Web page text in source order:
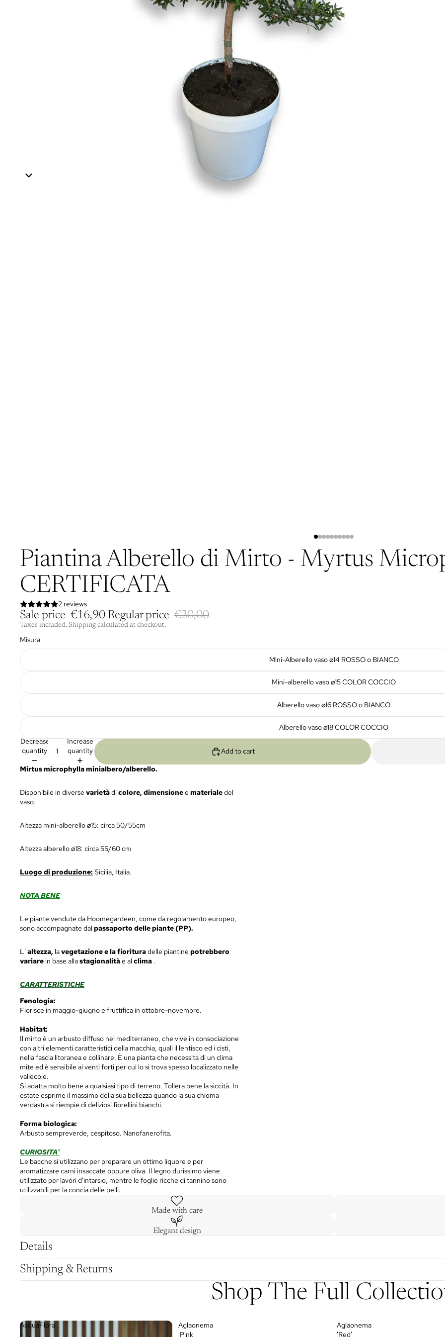
Piantina Alberello di Mirto - Myrtus
CERTIFICATA
2 reviews
Sale price €16,90 Regular price €20,00
Taxes included. Shipping calculated at checkout.
Misura
Mini-Alberello vaso ⌀14 ROSSO o BIANCO
Mini-alberello vaso ⌀15 COLOR COCCIO
Alberello vaso ⌀16 ROSSO o BIANCO
Alberello vaso ⌀18 COLOR COCCIO
Decrease
quantity
Increase
quantity
Add to cart
Mirtus microphylla minialbero/alberello.
Disponibile in diverse varietàdicolore, dimensionee materialedel
vaso.
Altezza mini-alberello⌀15: circa 50/55cm
Altezzaalberello⌀18: circa 55/60 cm
Luogo di produzione: Sicilia, Italia.
NOTA BENE
Le piante vendute da Hoomegardeen, come da regolamento europeo,
sono accompagnate dal passaporto delle piante (PP).
L' altezza, lavegetazione e la fiorituradelle piantine potrebbero
variare in base allastagionalitàe al clima .
CARATTERISTICHE
Fenologia:
Fiorisce in maggio-giugno e fruttifica in ottobre-novembre.
Habitat:
Il mirto è un arbusto diffuso nel mediterraneo, che vive in consociazione
con altri elementi caratteristici della macchia, quali il lentisco ed i cisti,
nella fascia litoranea e collinare. È una pianta che necessita di un clima
mite ed è sensibile ai venti forti per cui lo si trova spesso localizzato nelle
vallecole.
Si adatta molto bene a qualsiasi tipo di terreno. Tollera bene la siccità. In
estate esprime il massimo della sua bellezza quando la sua chioma
verdastra si riempie di deliziosi fiorellini bianchi.
Forma biologica:
Arbusto sempreverde, cespitoso. Nanofanerofita.
CURIOSITA'
Le bacche si utilizzano per preparare un ottimo liquore e per
aromatizzare carni insaccate oppure oliva. Il legno durissimo viene
utilizzato per lavori d'intarsio, mentre le foglie ricche di tannino sono
utilizzabili per la concia delle pelli.
Made with care
Elegant design
Details
Shipping & Returns
Shop The Full
AcquaFlora
-
Aglaonema
'Pink
Aglaonema
'Red'